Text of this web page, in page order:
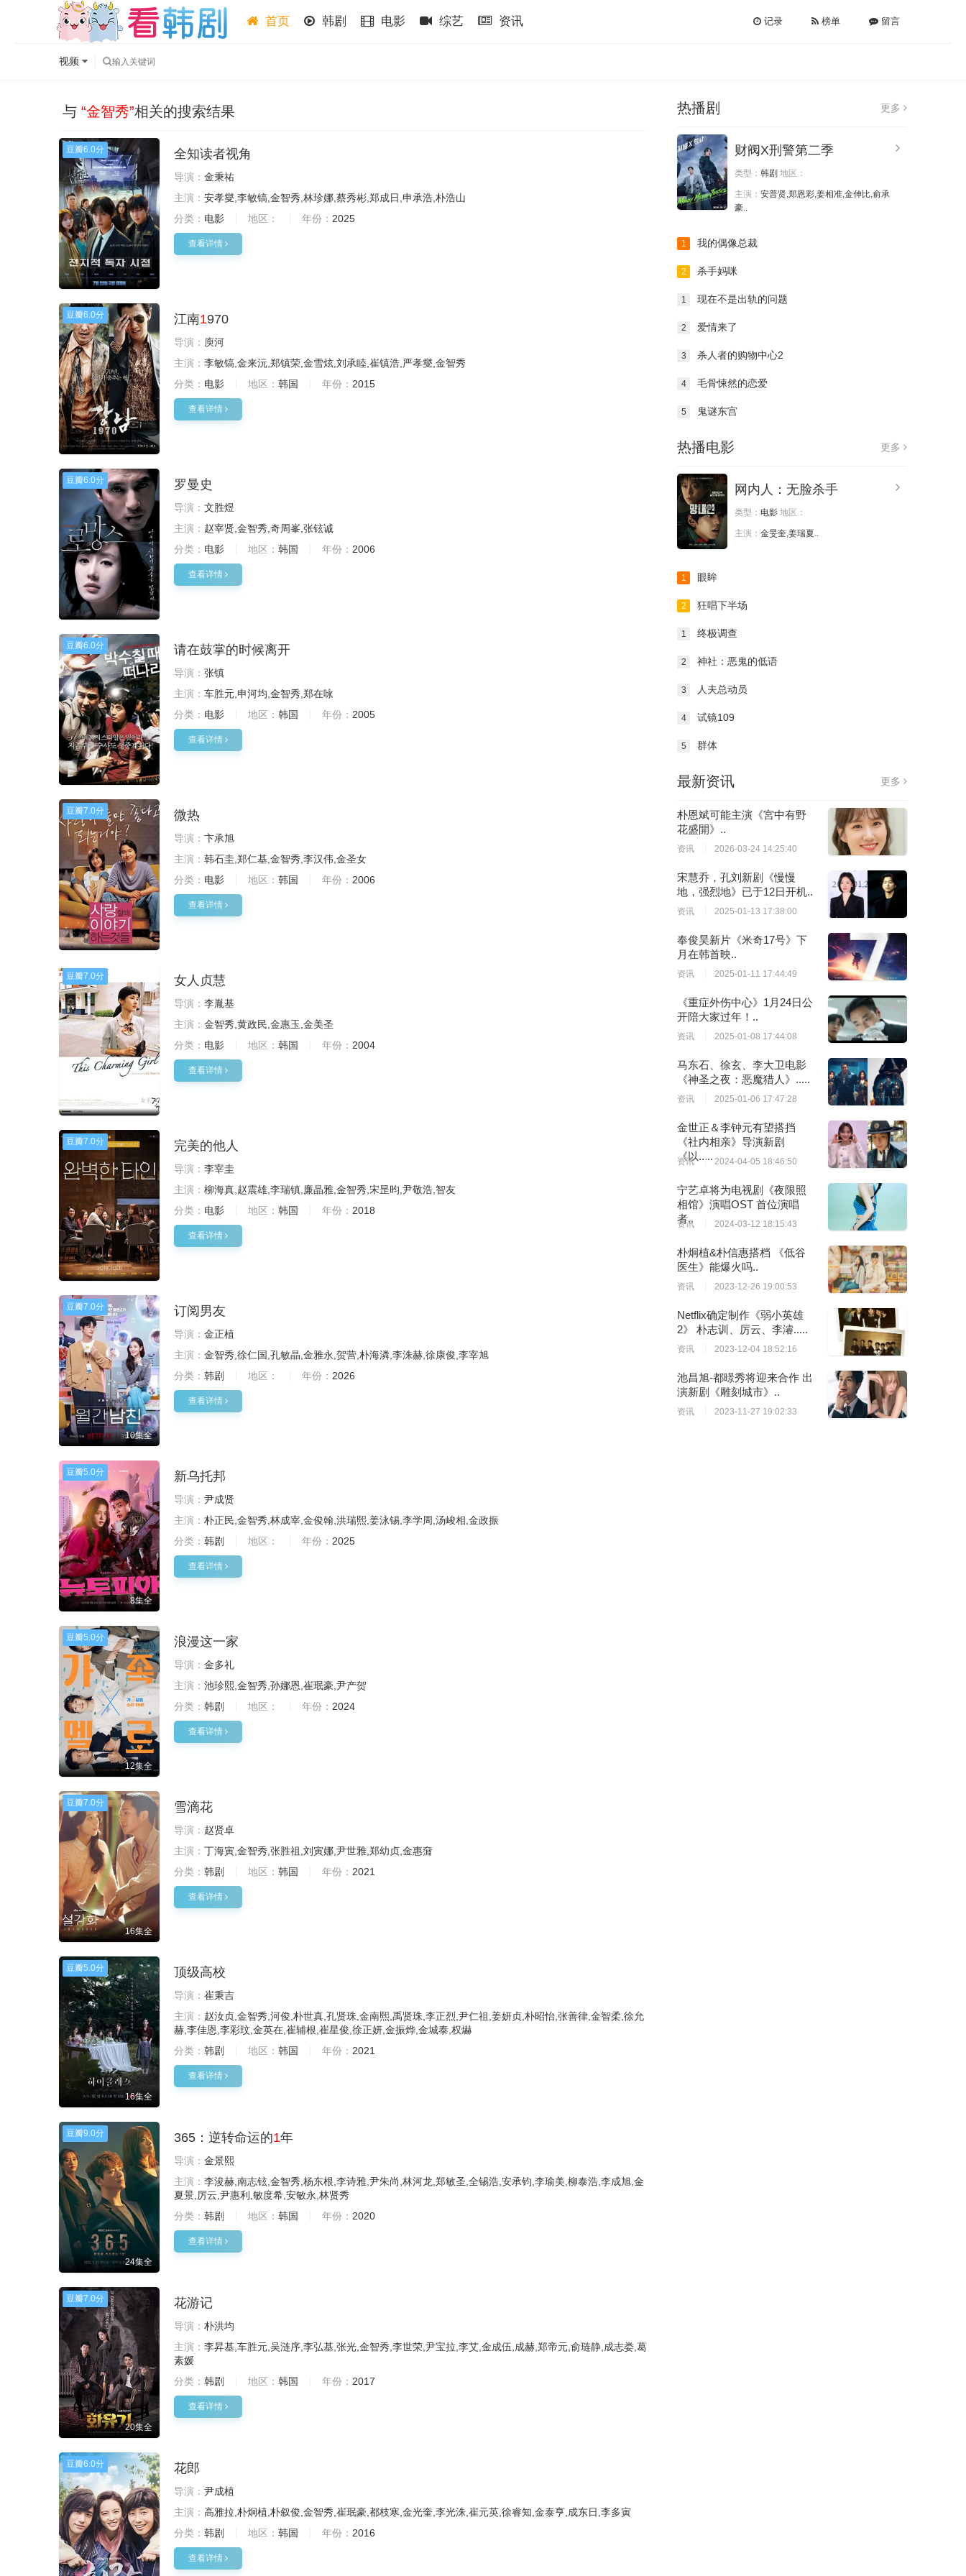
首页 韩剧 电影 综艺 资讯 记录 榜单 留言
视频
与 “金智秀”相关的搜索结果
豆瓣6.0分 全知读者视角
导演： 金秉祐
主演： 安孝燮,李敏镐,金智秀,林珍娜,蔡秀彬,郑成日,申承浩,朴浩山
分类： 电影 地区： 年份： 2025
查看详情
豆瓣6.0分 江南1970
导演： 庾河
主演： 李敏镐,金来沅,郑镇荣,金雪炫,刘承睦,崔镇浩,严孝燮,金智秀
分类： 电影 地区： 韩国 年份： 2015
查看详情
豆瓣6.0分 罗曼史
导演： 文胜煜
主演： 赵宰贤,金智秀,奇周峯,张铉诚
分类： 电影 地区： 韩国 年份： 2006
查看详情
豆瓣6.0分 请在鼓掌的时候离开
导演： 张镇
主演： 车胜元,申河均,金智秀,郑在咏
分类： 电影 地区： 韩国 年份： 2005
查看详情
豆瓣7.0分 微热
导演： 卞承旭
主演： 韩石圭,郑仁基,金智秀,李汉伟,金圣女
分类： 电影 地区： 韩国 年份： 2006
查看详情
豆瓣7.0分 女人贞慧
导演： 李胤基
主演： 金智秀,黄政民,金惠玉,金美圣
分类： 电影 地区： 韩国 年份： 2004
查看详情
豆瓣7.0分 完美的他人
导演： 李宰圭
主演： 柳海真,赵震雄,李瑞镇,廉晶雅,金智秀,宋昰昀,尹敬浩,智友
分类： 电影 地区： 韩国 年份： 2018
查看详情
豆瓣7.0分
10集全
订阅男友
导演： 金正植
主演： 金智秀,徐仁国,孔敏晶,金雅永,贺营,朴海潾,李洙赫,徐康俊,李宰旭
分类： 韩剧 地区： 年份： 2026
查看详情
豆瓣5.0分
8集全
新乌托邦
导演： 尹成贤
主演： 朴正民,金智秀,林成宰,金俊翰,洪瑞熙,姜泳锡,李学周,汤峻相,金政振
分类： 韩剧 地区： 年份： 2025
查看详情
豆瓣5.0分
12集全
浪漫这一家
导演： 金多礼
主演： 池珍熙,金智秀,孙娜恩,崔珉豪,尹产贺
分类： 韩剧 地区： 年份： 2024
查看详情
豆瓣7.0分
16集全
雪滴花
导演： 赵贤卓
主演： 丁海寅,金智秀,张胜祖,刘寅娜,尹世雅,郑幼贞,金惠奫
分类： 韩剧 地区： 韩国 年份： 2021
查看详情
豆瓣5.0分
16集全
顶级高校
导演： 崔秉吉
主演： 赵汝贞,金智秀,河俊,朴世真,孔贤珠,金南熙,禹贤珠,李正烈,尹仁祖,姜妍贞,朴昭怡,张善律,金智柔,徐允
赫,李佳恩,李彩玟,金英在,崔辅根,崔星俊,徐正妍,金振烨,金城泰,权爀
分类： 韩剧 地区： 韩国 年份： 2021
查看详情
豆瓣9.0分
24集全
365：逆转命运的1年
导演： 金景熙
主演： 李浚赫,南志铉,金智秀,杨东根,李诗雅,尹朱尚,林河龙,郑敏圣,全锡浩,安承钧,李瑜美,柳泰浩,李成旭,金
夏景,厉云,尹惠利,敏度希,安敏永,林贤秀
分类： 韩剧 地区： 韩国 年份： 2020
查看详情
豆瓣7.0分
20集全
花游记
导演： 朴洪均
主演： 李昇基,车胜元,吴涟序,李弘基,张光,金智秀,李世荣,尹宝拉,李艾,金成伍,成赫,郑帝元,俞琏静,成志娄,葛
素媛
分类： 韩剧 地区： 韩国 年份： 2017
查看详情
豆瓣6.0分 花郎
导演： 尹成植
主演： 高雅拉,朴炯植,朴叙俊,金智秀,崔珉豪,都枝寒,金光奎,李光洙,崔元英,徐睿知,金泰亨,成东日,李多寅
分类： 韩剧 地区： 韩国 年份： 2016
查看详情
热播剧 更多
财阀X刑警第二季
类型： 韩剧 地区：
主演： 安普贤,郑恩彩,姜相准,金伸比,俞承
豪..
1 我的偶像总裁
2 杀手妈咪
1 现在不是出轨的问题
2 爱情来了
3 杀人者的购物中心2
4 毛骨悚然的恋爱
5 鬼谜东宫
热播电影 更多
网内人：无脸杀手
类型： 电影 地区：
主演： 金旻奎,姜瑞夏..
1 眼眸
2 狂唱下半场
1 终极调查
2 神社：恶鬼的低语
3 人夫总动员
4 试镜109
5 群体
最新资讯 更多
朴恩斌可能主演《宮中有野
花盛開》..
资讯 2026-03-24 14:25:40
宋慧乔，孔刘新剧《慢慢
地，强烈地》已于12日开机..
资讯 2025-01-13 17:38:00
奉俊昊新片《米奇17号》下
月在韩首映..
资讯 2025-01-11 17:44:49
《重症外伤中心》1月24日公
开陪大家过年！..
资讯 2025-01-08 17:44:08
马东石、徐玄、李大卫电影
《神圣之夜：恶魔猎人》.....
资讯 2025-01-06 17:47:28
金世正＆李钟元有望搭挡
《社内相亲》导演新剧
《以.....
资讯 2024-04-05 18:46:50
宁艺卓将为电视剧《夜限照
相馆》演唱OST 首位演唱
者..
资讯 2024-03-12 18:15:43
朴炯植&朴信惠搭档 《低谷
医生》能爆火吗..
资讯 2023-12-26 19:00:53
Netflix确定制作《弱小英雄
2》 朴志训、厉云、李濬.....
资讯 2023-12-04 18:52:16
池昌旭-都暻秀将迎来合作 出
演新剧《雕刻城市》..
资讯 2023-11-27 19:02:33